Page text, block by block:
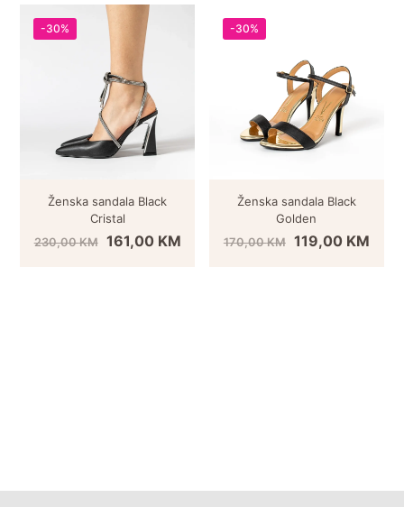
-30%
Ženska sandala Black
Cristal
230,00KM 161,00 KM
-30%
Ženska sandala Black
Golden
170,00KM 119,00 KM